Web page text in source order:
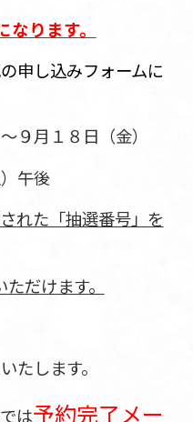
ります。
申し込みフォームに
９月１８日（金）
午後
れた「抽選番号」を
だけます。
たします。
は予約完了メー